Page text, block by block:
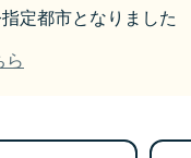
定都市となりました
ら